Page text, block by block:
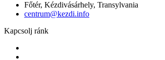
Főtér, Kézdivásárhely, Transylvania
centrum@kezdi.info
Kapcsolj ránk